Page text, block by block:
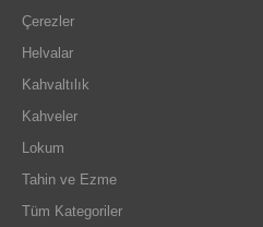
Çerezler
Helvalar
Kahvaltılık
Kahveler
Lokum
Tahin ve Ezme
Tüm Kategoriler